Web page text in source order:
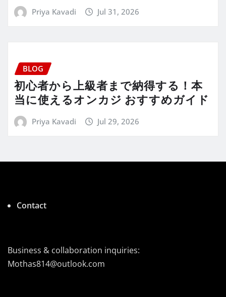
Priya Kavadi Jul 31, 2026
BLOG
初心者から上級者まで納得する！本
当に使えるオンカジ おすすめガイド
Priya Kavadi Jul 29, 2026
Contact
Business & collaboration inquiries:
Mothas814@outlook.com